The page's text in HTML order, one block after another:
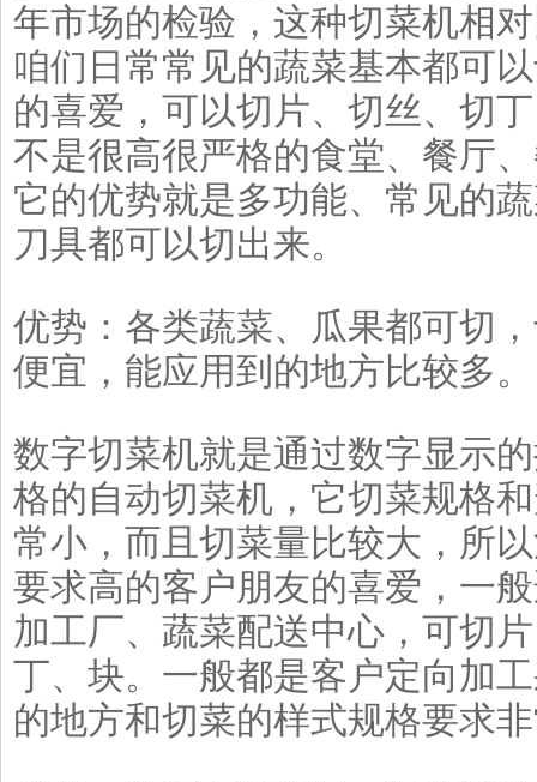
年市场的检验，这种切菜机相
咱们日常常见的蔬菜基本都可
的喜爱，可以切片、切丝、切
不是很高很严格的食堂、餐厅
它的优势就是多功能、常见的
刀具都可以切出来。
优势：各类蔬菜、瓜果都可切
便宜，能应用到的地方比较多。
数字切菜机就是通过数字显示
格的自动切菜机，它切菜规格
常小，而且切菜量比较大，所
要求高的客户朋友的喜爱，一
加工厂、蔬菜配送中心，可切
丁、块。一般都是客户定向加
的地方和切菜的样式规格要求